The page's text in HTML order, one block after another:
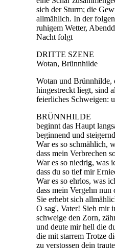
sich der Sturm; die
allmählich. In der
ruhigem Wetter,
Nacht folgt
DRITTE SZENE
Wotan, Brünnhilde
Wotan und Brünnhilde,
hingestreckt liegt, sind
feierliches Schweigen:
BRÜNNHILDE
beginnt das Haupt
beginnend und
War es so schmählich,
dass mein Verbrechen
War es so niedrig, was
dass du so tief mir
War es so ehrlos, was
dass mein Vergehn
Sie erhebt sich
O sag', Vater! Sieh mir
schweige den Zorn,
und deute mir hell die
die mit starrem Trotze
zu verstossen dein